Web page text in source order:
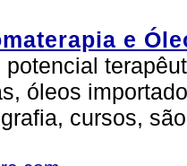
e
potencial
óleos
cursos,